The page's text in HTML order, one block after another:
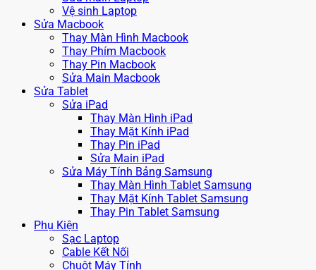
Vệ sinh Laptop
Sửa Macbook
Thay Màn Hình Macbook
Thay Phím Macbook
Thay Pin Macbook
Sửa Main Macbook
Sửa Tablet
Sửa iPad
Thay Màn Hình iPad
Thay Mặt Kính iPad
Thay Pin iPad
Sửa Main iPad
Sửa Máy Tính Bảng Samsung
Thay Màn Hình Tablet Samsung
Thay Mặt Kính Tablet Samsung
Thay Pin Tablet Samsung
Phụ Kiện
Sạc Laptop
Cable Kết Nối
Chuột Máy Tính